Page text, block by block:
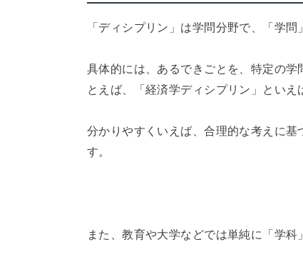
「ディシプリン」は学問分野で、「学
具体的には、あるできごとを、特定の
とえば、「経済学ディシプリン」といえ
分かりやすくいえば、合理的な考えに
す。
また、教育や大学などでは単純に「学科